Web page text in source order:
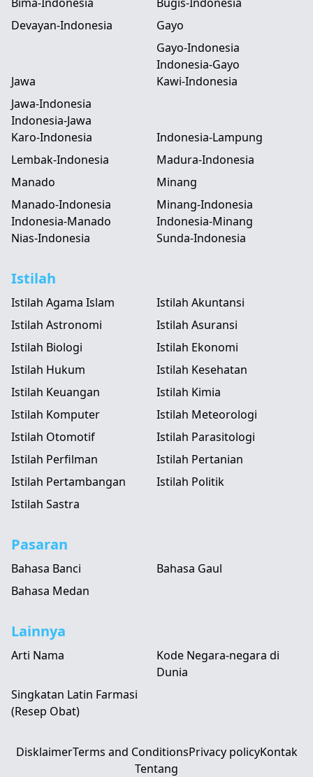
Devayan-Indonesia
Gayo
Gayo-Indonesia
Indonesia-Gayo
Jawa
Jawa-Indonesia
Indonesia-Jawa
Kawi-Indonesia
Karo-Indonesia
Indonesia-Lampung
Lembak-Indonesia
Madura-Indonesia
Manado
Manado-Indonesia
Indonesia-Manado
Minang
Minang-Indonesia
Indonesia-Minang
Nias-Indonesia
Sunda-Indonesia
Istilah
Istilah Agama Islam
Istilah Akuntansi
Istilah Astronomi
Istilah Asuransi
Istilah Biologi
Istilah Ekonomi
Istilah Hukum
Istilah Kesehatan
Istilah Keuangan
Istilah Kimia
Istilah Komputer
Istilah Meteorologi
Istilah Otomotif
Istilah Parasitologi
Istilah Perfilman
Istilah Pertanian
Istilah Pertambangan
Istilah Politik
Istilah Sastra
Pasaran
Bahasa Banci
Bahasa Gaul
Bahasa Medan
Lainnya
Arti Nama
Kode Negara-negara di
Dunia
Singkatan Latin Farmasi
(Resep Obat)
DisklaimerTerms and ConditionsPrivacy policyKontak
Tentang